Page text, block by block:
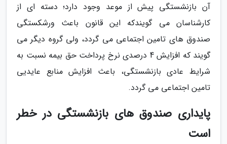
آن بازنشستگی پیش از موعد وجود دارد؛ دسته ای از
کارشناسان می گویندکه این قانون باعث ورشکستگی
صندوق های تامین اجتماعی می گردد، ولی گروه دیگر می
گویند که افزایش 4 درصدی نرخ پرداخت حق بیمه نسبت به
شرایط عادی بازنشستگی، باعث افزایش منابع عایدیی
تامین اجتماعی می گردد.
پایداری صندوق های بازنشستگی در خطر
است